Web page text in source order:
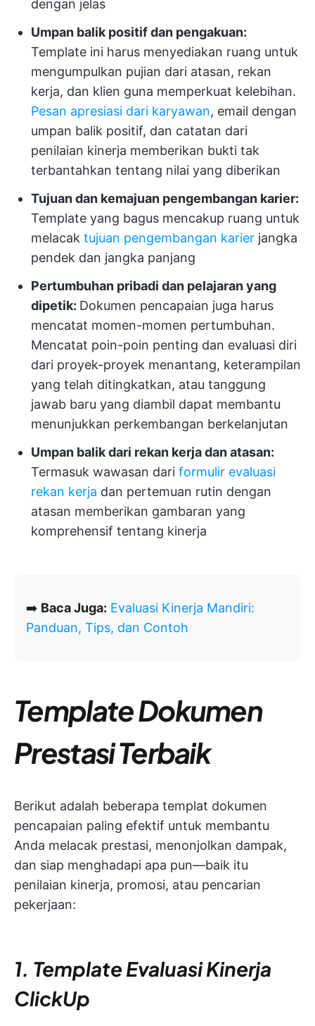
dengan jelas
Umpan balik positif dan pengakuan:
Template ini harus menyediakan ruang untuk
mengumpulkan pujian dari atasan, rekan
kerja, dan klien guna memperkuat kelebihan.
Pesan apresiasi dari karyawan, email dengan
umpan balik positif, dan catatan dari
penilaian kinerja memberikan bukti tak
terbantahkan tentang nilai yang diberikan
Tujuan dan kemajuan pengembangan karier:
Template yang bagus mencakup ruang untuk
melacak tujuan pengembangan karier jangka
pendek dan jangka panjang
Pertumbuhan pribadi dan pelajaran yang
dipetik: Dokumen pencapaian juga harus
mencatat momen-momen pertumbuhan.
Mencatat poin-poin penting dan evaluasi diri
dari proyek-proyek menantang, keterampilan
yang telah ditingkatkan, atau tanggung
jawab baru yang diambil dapat membantu
menunjukkan perkembangan berkelanjutan
Umpan balik dari rekan kerja dan atasan:
Termasuk wawasan dari formulir evaluasi
rekan kerja dan pertemuan rutin dengan
atasan memberikan gambaran yang
komprehensif tentang kinerja
➡️ Baca Juga: Evaluasi Kinerja Mandiri:
Panduan, Tips, dan Contoh
Template Dokumen
Prestasi Terbaik
Berikut adalah beberapa templat dokumen
pencapaian paling efektif untuk membantu
Anda melacak prestasi, menonjolkan dampak,
dan siap menghadapi apa pun—baik itu
penilaian kinerja, promosi, atau pencarian
pekerjaan:
1. Template Evaluasi Kinerja
ClickUp